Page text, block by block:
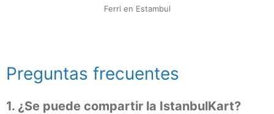
Ferri en Estambul
Preguntas frecuentes
1. ¿Se puede compartir la IstanbulKart?